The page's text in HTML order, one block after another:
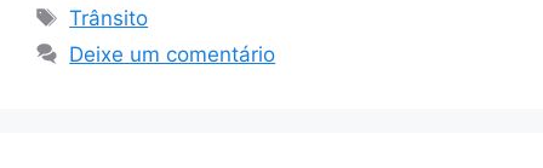
Tags
Trânsito
Deixe um comentário